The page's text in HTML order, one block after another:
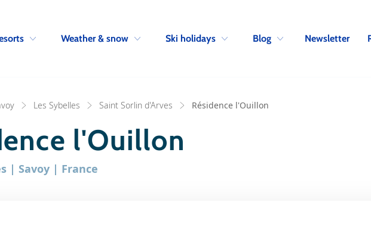
Weather & snow Ski holidays Blog Newsletter
Les Sybelles Saint Sorlin d'Arves Résidence l'Ouillon
l'Ouillon
| Savoy | France